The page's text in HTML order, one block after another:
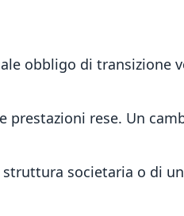
obbligo di transizione
prestazioni rese. Un
societaria o di